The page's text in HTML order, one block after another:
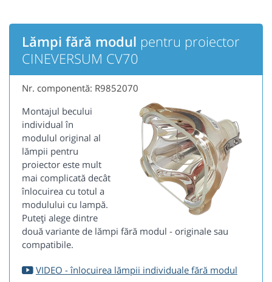
Lămpi fără modul pentru proiector
CINEVERSUM CV70
Nr. componentă: R9852070
Montajul becului
individual în
modulul original al
lămpii pentru
proiector este mult
mai complicată decât
înlocuirea cu totul a
modulului cu lampă.
Puteți alege dintre
două variante de lămpi fără modul - originale sau
compatibile.
VIDEO - înlocuirea lămpii individuale fără modul